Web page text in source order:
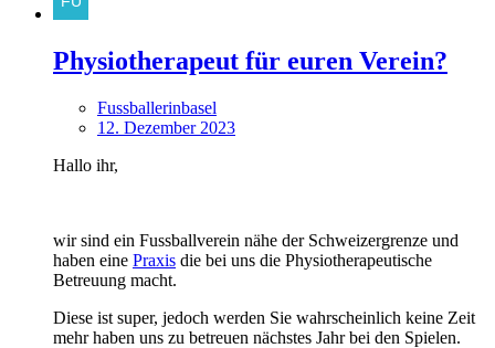
Physiotherapeut für euren Verein?
Fussballerinbasel
12. Dezember 2023
Hallo ihr,
wir sind ein Fussballverein nähe der Schweizergrenze und
haben eine Praxis die bei uns die Physiotherapeutische
Betreuung macht.
Diese ist super, jedoch werden Sie wahrscheinlich keine Zeit
mehr haben uns zu betreuen nächstes Jahr bei den Spielen.